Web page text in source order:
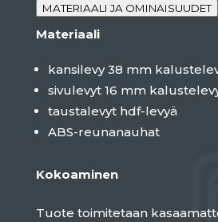
MATERIAALI JA OMINAISUUDET
Materiaali
kansilevy 38 mm
sivulevyt 16 mm
taustalevyt hdf-levyä
ABS-reunanauhat
Kokoaminen
Tuote toimitetaan